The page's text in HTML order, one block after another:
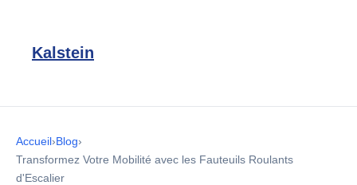
Kalstein
Accueil›Blog›
Transformez Votre Mobilité avec les Fauteuils Roulants
d'Escalier